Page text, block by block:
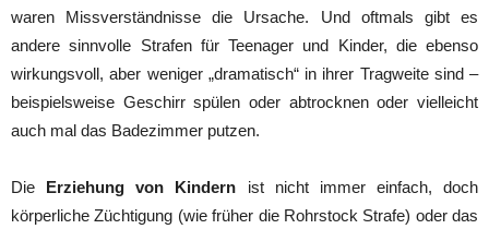
waren Missverständnisse die Ursache. Und oftmals gibt es
andere sinnvolle Strafen für Teenager und Kinder, die ebenso
wirkungsvoll, aber weniger „dramatisch“ in ihrer Tragweite sind –
beispielsweise Geschirr spülen oder abtrocknen oder vielleicht
auch mal das Badezimmer putzen.
Die Erziehung von Kindern ist nicht immer einfach, doch
körperliche Züchtigung (wie früher die Rohrstock Strafe) oder das